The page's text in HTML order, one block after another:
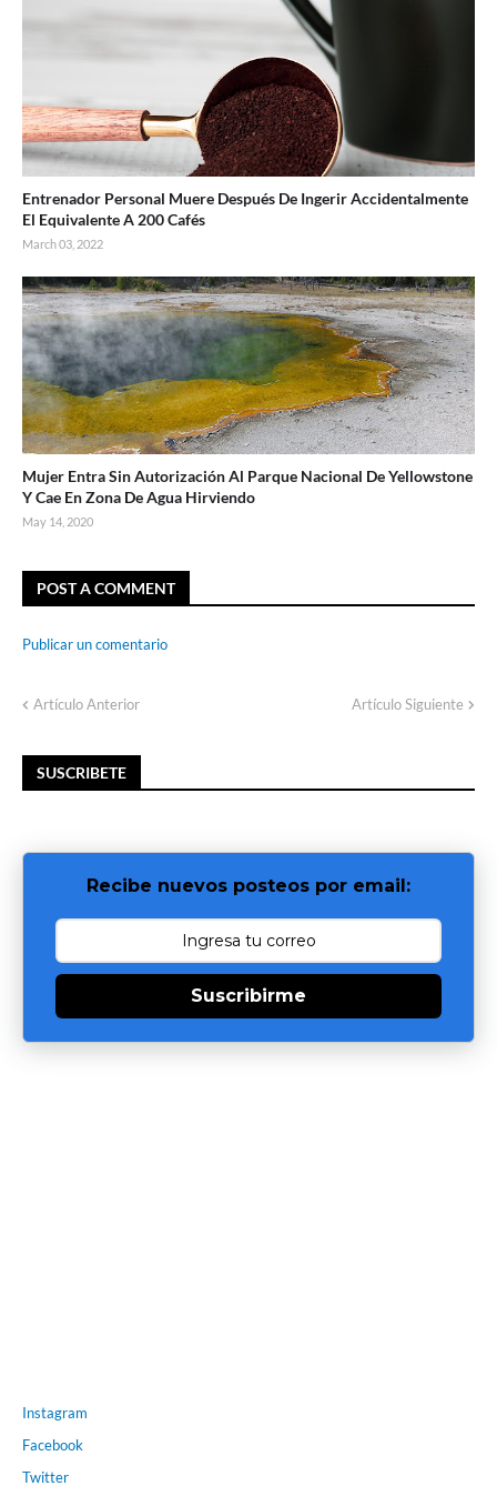
Entrenador Personal Muere Después De Ingerir Accidentalmente
El Equivalente A 200 Cafés
March 03, 2022
Mujer Entra Sin Autorización Al Parque Nacional De Yellowstone
Y Cae En Zona De Agua Hirviendo
May 14, 2020
POST A COMMENT
Publicar un comentario
Artículo Anterior Artículo Siguiente
SUSCRIBETE
Recibe nuevos posteos por email:
Suscribirme
Instagram
Facebook
Twitter